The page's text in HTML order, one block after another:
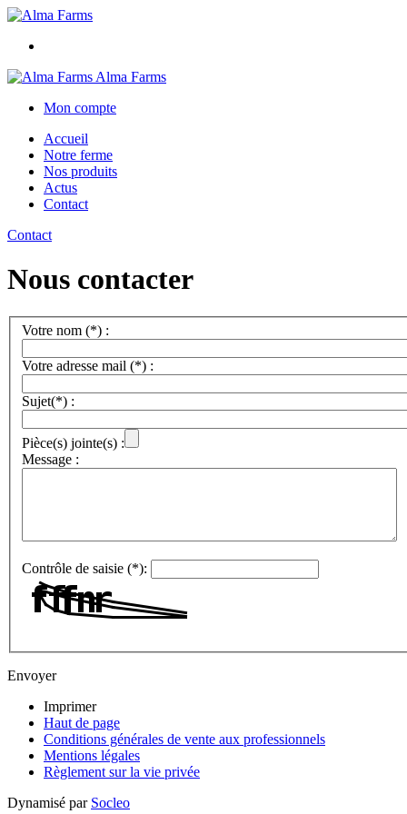
Alma Farms
Mon compte
Accueil
Notre ferme
Nos produits
Actus
Contact
Contact
Nous contacter
Votre nom (*) :
Votre adresse mail (*) :
Sujet(*) :
Pièce(s) jointe(s) :
Message :
Contrôle de saisie (*):
Envoyer
Imprimer
Haut de page
Conditions générales de vente aux professionnels
Mentions légales
Règlement sur la vie privée
Dynamisé par Socleo